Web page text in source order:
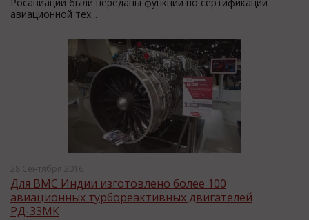
авиационной тех...
28 Сентября 2016
Для ВМС Индии изготовлено более 100
авиационных турбореактивных двигателей
РД-33МК